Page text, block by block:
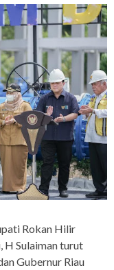
Rokan Hilir
H Sulaiman turut
Gubernur Riau